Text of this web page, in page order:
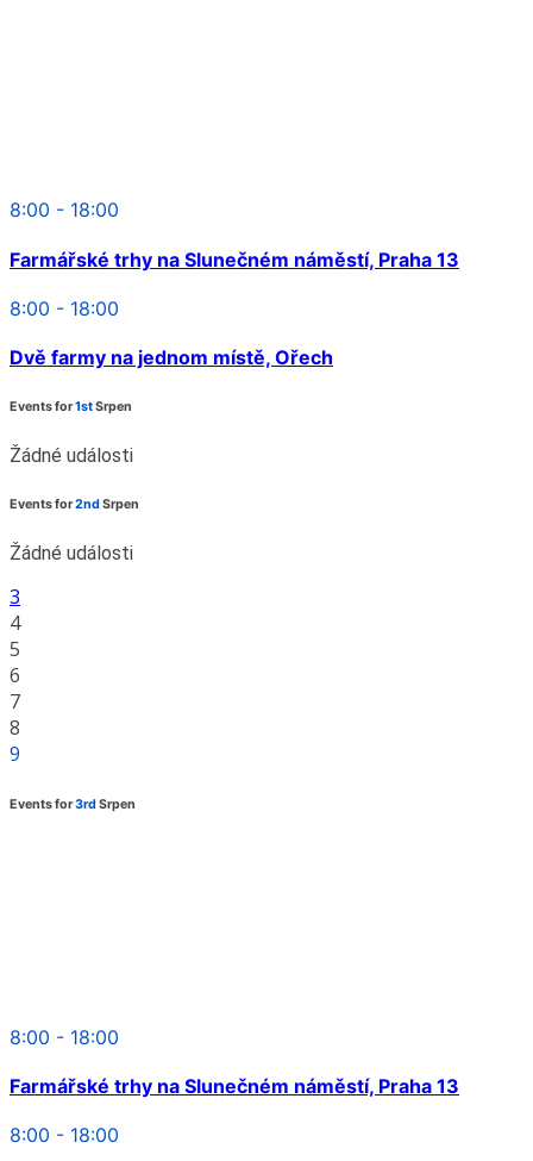
8:00 - 18:00
Farmářské trhy na Slunečném náměstí, Praha 13
8:00 - 18:00
Dvě farmy na jednom místě, Ořech
Events for1stSrpen
Žádné události
Events for2ndSrpen
Žádné události
3
4
5
6
7
8
9
Events for3rdSrpen
8:00 - 18:00
Farmářské trhy na Slunečném náměstí, Praha 13
8:00 - 18:00